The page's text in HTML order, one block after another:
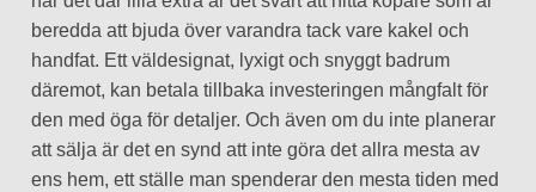
beredda att bjuda över varandra tack vare kakel och
handfat. Ett väldesignat, lyxigt och snyggt badrum
däremot, kan betala tillbaka investeringen mångfalt för
den med öga för detaljer. Och även om du inte planerar
att sälja är det en synd att inte göra det allra mesta av
ens hem, ett ställe man spenderar den mesta tiden med